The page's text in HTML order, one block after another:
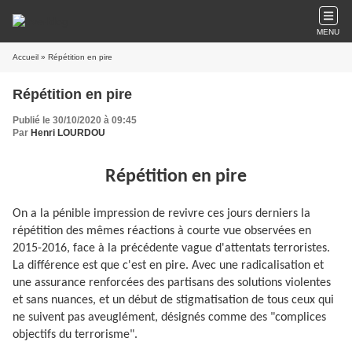
MENU
Accueil » Répétition en pire
Répétition en pire
Publié le 30/10/2020 à 09:45
Par Henri LOURDOU
Répétition en pire
On a la pénible impression de revivre ces jours derniers la
répétition des mêmes réactions à courte vue observées en
2015-2016, face à la précédente vague d'attentats terroristes.
La différence est que c'est en pire. Avec une radicalisation et
une assurance renforcées des partisans des solutions violentes
et sans nuances, et un début de stigmatisation de tous ceux qui
ne suivent pas aveuglément, désignés comme des "complices
objectifs du terrorisme".